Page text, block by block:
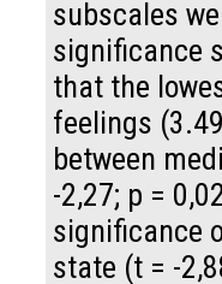
subscales
significance
that the
feelings
between
-2,27; p =
significance
state (t = -